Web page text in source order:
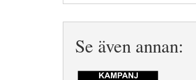
Se även annan: